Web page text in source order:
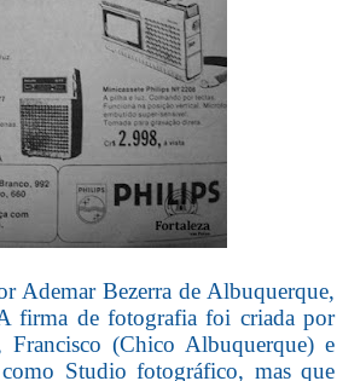
Ademar Bezerra de Albuquerque,
firma de fotografia foi criada por
(Chico Albuquerque) e
Studio fotográfico, mas que